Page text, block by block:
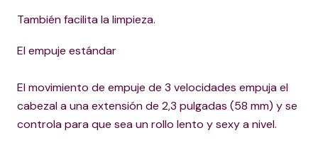
También facilita la limpieza.
El empuje estándar
El movimiento de empuje de 3 velocidades empuja el
cabezal a una extensión de 2,3 pulgadas (58 mm) y se
controla para que sea un rollo lento y sexy a nivel.